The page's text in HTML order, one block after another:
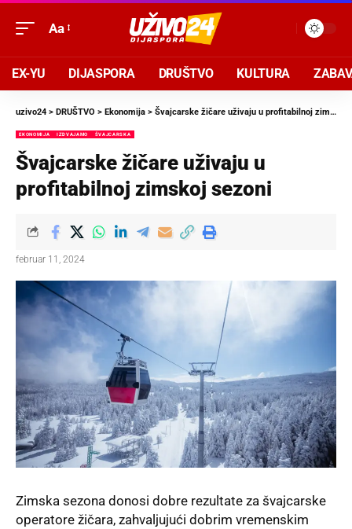
Aa
EX-YU DIJASPORA DRUŠTVO KULTURA
uzivo24 > DRUŠTVO > Ekonomija > Švajcarske žičare uživaju u profitabilnoj zimskoj sezoni
EKONOMIJA IZDVAJAMO ŠVAJCARSKA
Švajcarske žičare uživaju u
profitabilnoj zimskoj sezoni
februar 11, 2024
Zimska sezona donosi dobre rezultate za švajcarske
operatore žičara, zahvaljujući dobrim vremenskim